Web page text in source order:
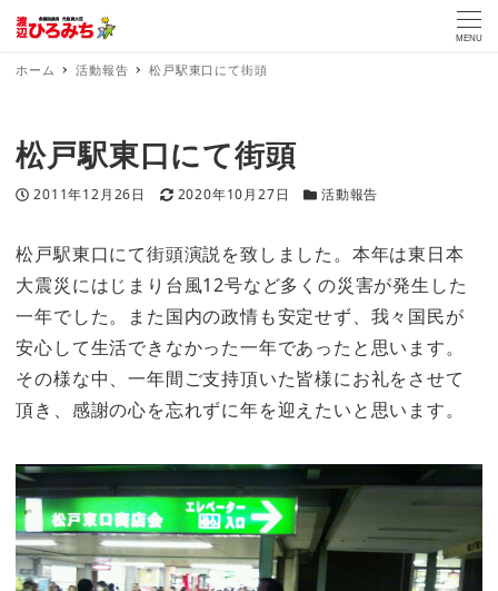
MENU
ホーム 活動報告 松戸駅東口にて街頭
松戸駅東口にて街頭
投稿日
2011年12月26日 更新日
2020年10月27日 カテゴリー
活動報告
松戸駅東口にて街頭演説を致しました。本年は東日本
大震災にはじまり台風12号など多くの災害が発生した
一年でした。また国内の政情も安定せず、我々国民が
安心して生活できなかった一年であったと思います。
その様な中、一年間ご支持頂いた皆様にお礼をさせて
頂き、感謝の心を忘れずに年を迎えたいと思います。